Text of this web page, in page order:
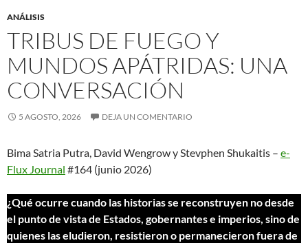
ANÁLISIS
TRIBUS DE FUEGO Y
MUNDOS APÁTRIDAS: UNA
CONVERSACIÓN
5 AGOSTO, 2026 DEJA UN COMENTARIO
Bima Satria Putra, David Wengrow y Stevphen Shukaitis – e-
Flux Journal #164 (junio 2026)
¿Qué ocurre cuando las historias se reconstruyen no desde
el punto de vista de Estados, gobernantes e imperios, sino de
quienes las eludieron, resistieron o permanecieron fuera de